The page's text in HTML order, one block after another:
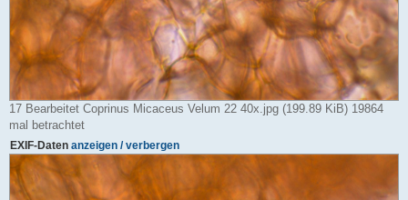
17 Bearbeitet Coprinus Micaceus Velum 22 40x.jpg (199.89 KiB) 19864
mal betrachtet
EXIF-Daten anzeigen / verbergen